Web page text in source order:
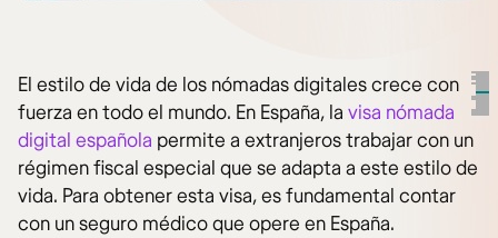
El estilo de vida de los nómadas digitales crece con
fuerza en todo el mundo. En España, la visa nómada
digital española permite a extranjeros trabajar con un
régimen fiscal especial que se adapta a este estilo de
vida. Para obtener esta visa, es fundamental contar
con un seguro médico que opere en España.